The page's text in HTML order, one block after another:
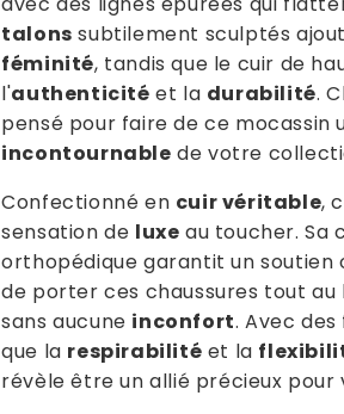
talons subtilement sculptés
féminité, tandis que le cuir de
l'authenticité et la durabilité.
pensé pour faire de ce mocassin
incontournable de votre
Confectionné en cuir véritable,
sensation de luxe au toucher. Sa
orthopédique garantit un
de porter ces chaussures tout au
sans aucune inconfort. Avec
que la respirabilité et la
révèle être un allié précieux pour